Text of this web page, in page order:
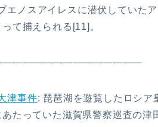
エノスアイレスに潜伏していた
て捕えられる[11]。
津事件: 琵琶湖を遊覧したロシア
たっていた滋賀県警察巡査の津